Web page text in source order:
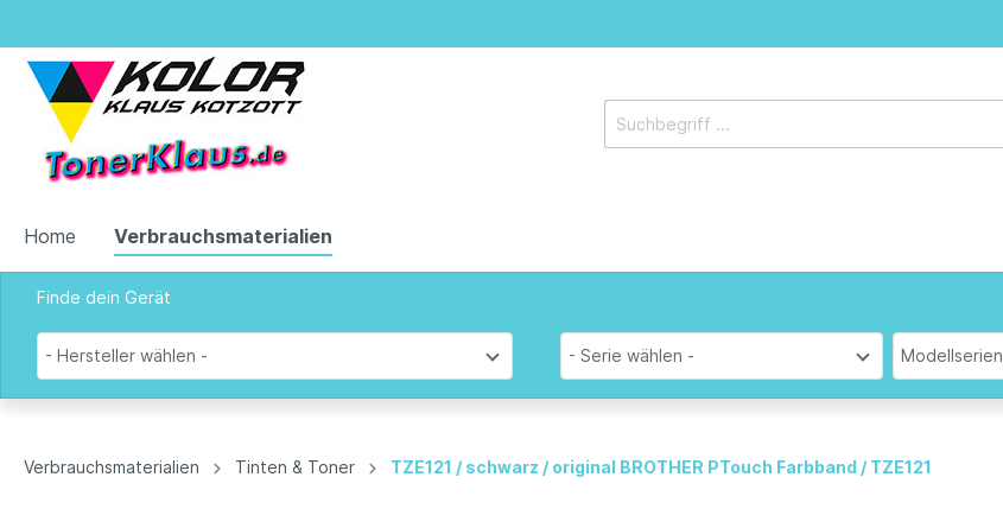
Home Verbrauchsmaterialien
Finde dein Gerät
- Hersteller wählen - - Serie wählen - Modellserien
Verbrauchsmaterialien Tinten & Toner TZE121 / schwarz / original BROTHER PTouch Farbband / TZE121